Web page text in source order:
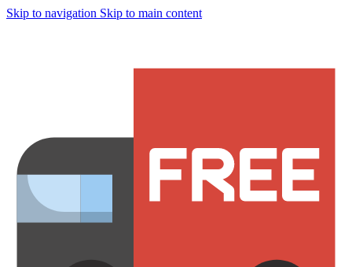
Skip to navigation Skip to main content